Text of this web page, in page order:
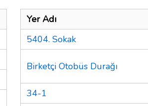
Yer Adı
5404. Sokak
Birketçi Otobüs Durağı
34-1